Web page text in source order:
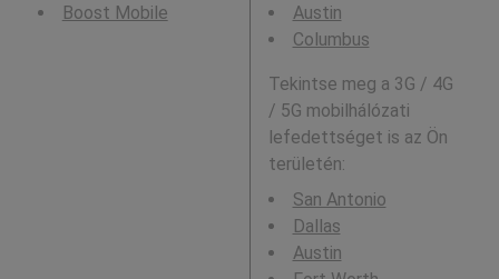
Boost Mobile
Austin
Columbus
Tekintse meg a 3G / 4G
/ 5G mobilhálózati
lefedettséget is az Ön
területén:
San Antonio
Dallas
Austin